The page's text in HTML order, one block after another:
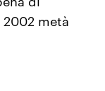
metà